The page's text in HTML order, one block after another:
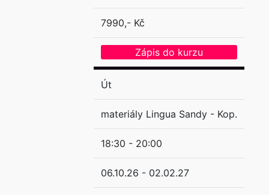
7990,- Kč
Zápis do kurzu
Út
materiály Lingua Sandy - Kop.
18:30 - 20:00
06.10.26 - 02.02.27